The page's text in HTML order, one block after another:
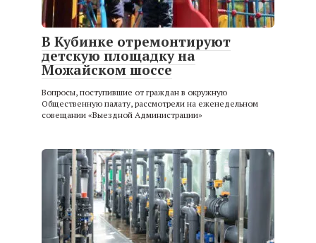
В Кубинке отремонтируют
детскую площадку на
Можайском шоссе
Вопросы, поступившие от граждан в окружную
Общественную палату, рассмотрели на еженедельном
совещании «Выездной Администрации»